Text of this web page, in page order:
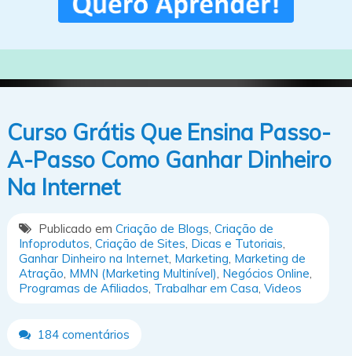
Curso Grátis Que Ensina Passo-
A-Passo Como Ganhar Dinheiro
Na Internet
Publicado em Criação de Blogs Criação de
Infoprodutos Criação de Sites Dicas e Tutoriais
Ganhar Dinheiro na Internet, Marketing Marketing de
Atração MMN (Marketing Multinível) Negócios Online
Programas de Afiliados Trabalhar em Casa Videos
184 comentários